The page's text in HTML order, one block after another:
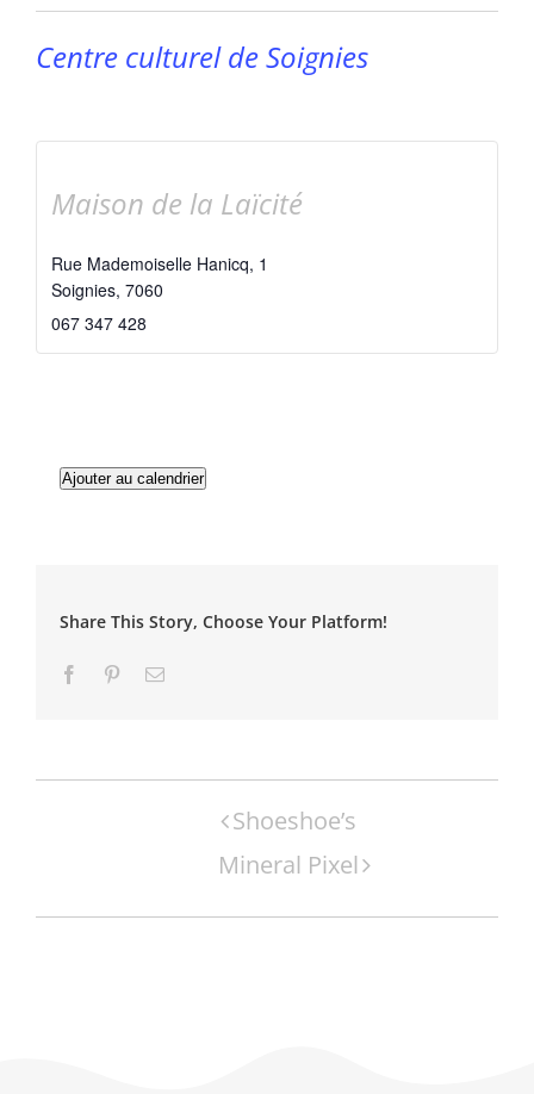
Centre culturel de Soignies
Maison de la Laïcité
Rue Mademoiselle Hanicq, 1
Soignies, 7060
067 347 428
Ajouter au calendrier
Share This Story, Choose Your Platform!
FacebookPinterestEmail
Shoeshoe’s
Mineral Pixel